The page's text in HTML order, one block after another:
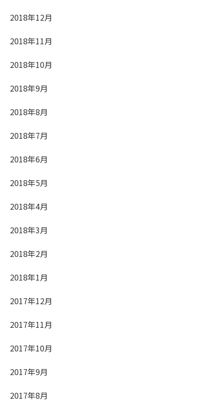
2018年12月
2018年11月
2018年10月
2018年9月
2018年8月
2018年7月
2018年6月
2018年5月
2018年4月
2018年3月
2018年2月
2018年1月
2017年12月
2017年11月
2017年10月
2017年9月
2017年8月